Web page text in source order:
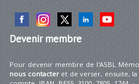
Devenirmembre
Pour devenir membre de l'ASBL
nous contacteret de verser, ensuite, la